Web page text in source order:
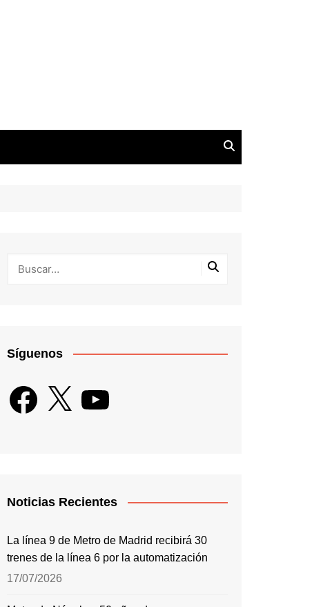
Síguenos
Facebook
X YouTube
Noticias Recientes
La línea 9 de Metro de Madrid recibirá 30
trenes de la línea 6 por la automatización
17/07/2026